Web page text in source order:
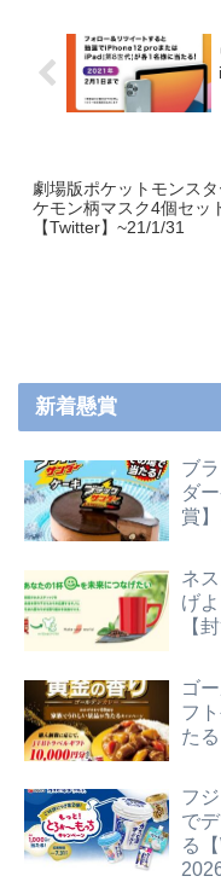
劇場版ポケットモンス
ケモン柄マスク4個セッ
【Twitter】~21/1/31
新着懸賞
ブ
ダ
賞
ネ
げ
【
ゴ
フ
た
フ
で
る